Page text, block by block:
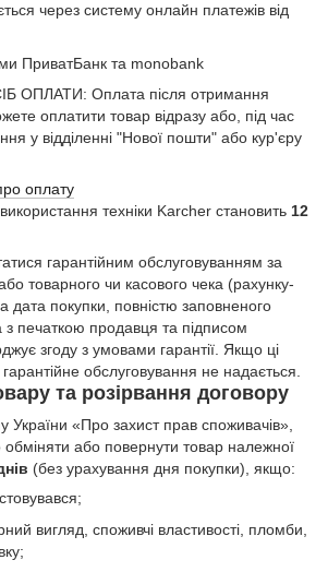
через систему онлайн платежів від
ПриватБанк та monobank
ОПЛАТИ: Оплата після отримання
оплатити товар відразу або, під час
у відділенні "Нової пошти" або кур'єру
оплату
техніки Karcher становить 12
гарантійним обслуговуванням за
або товарного чи касового чека (рахунку-
дата покупки, повністю заповненого
з печаткою продавця та підписом
згоду з умовами гарантії. Якщо ці
обслуговування не надається.
та розірвання договору
України «Про захист прав споживачів»,
або повернути товар належної
(без урахування дня покупки), якщо:
вигляд, споживчі властивості, пломби,